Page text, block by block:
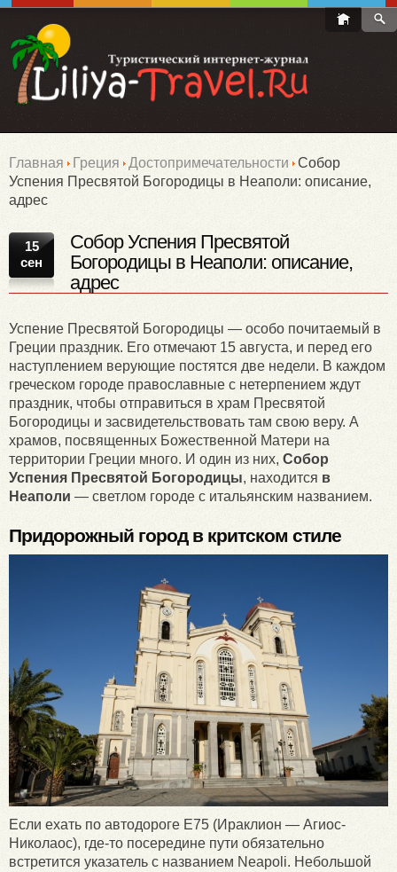
Главная Греция Достопримечательности
Собор
Успения Пресвятой Богородицы в Неаполи: описание,
адрес
15
сен
Собор Успения Пресвятой
Богородицы в Неаполи: описание,
адрес
Успение Пресвятой Богородицы — особо почитаемый в
Греции праздник. Его отмечают 15 августа, и перед его
наступлением верующие постятся две недели. В каждом
греческом городе православные с нетерпением ждут
праздник, чтобы отправиться в храм Пресвятой
Богородицы и засвидетельствовать там свою веру. А
храмов, посвященных Божественной Матери на
территории Греции много. И один из них, Собор
Успения Пресвятой Богородицы, находится в
Неаполи — светлом городе с итальянским названием.
Придорожный город в критском стиле
Если ехать по автодороге E75 (Ираклион — Агиос-
Николаос), где-то посередине пути обязательно
встретится указатель с названием Neapoli. Небольшой